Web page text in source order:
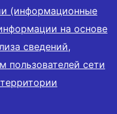
(информационные
на основе
сведений,
пользователей сети